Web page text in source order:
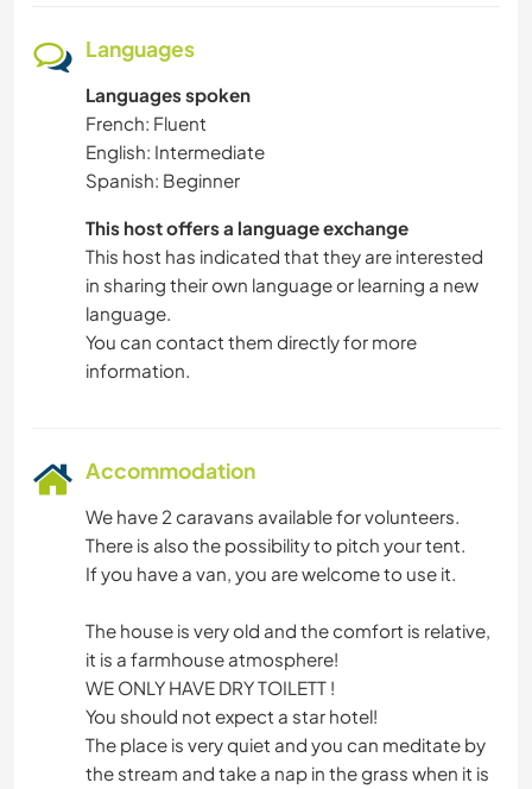
Languages
Languages spoken
French: Fluent
English: Intermediate
Spanish: Beginner
This host offers a language exchange
This host has indicated that they are interested
in sharing their own language or learning a new
language.
You can contact them directly for more
information.
Accommodation
We have 2 caravans available for volunteers.
There is also the possibility to pitch your tent.
If you have a van, you are welcome to use it.
The house is very old and the comfort is relative,
it is a farmhouse atmosphere!
WE ONLY HAVE DRY TOILETT !
You should not expect a star hotel!
The place is very quiet and you can meditate by
the stream and take a nap in the grass when it is